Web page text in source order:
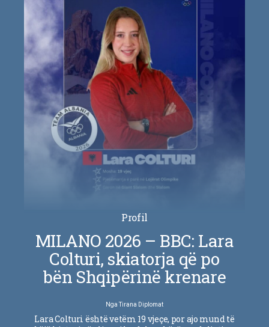
Profil
MILANO 2026 – BBC: Lara
Colturi, skiatorja që po
bën Shqipërinë krenare
NgaTirana Diplomat
Lara Colturi është vetëm 19 vjeçe, por ajo mund të